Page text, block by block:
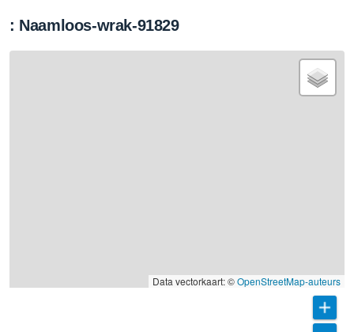
: Naamloos-wrak-91829
Data vectorkaart: ©OpenStreetMap-auteurs